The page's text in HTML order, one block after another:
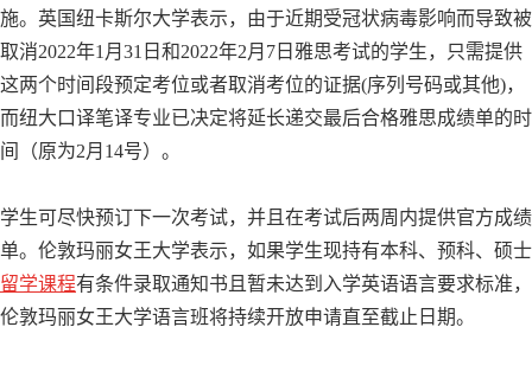
施。英国纽卡斯尔大学表示，由于近期受冠状病毒影响而导致被
取消2022年1月31日和2022年2月7日雅思考试的学生，只需提供
这两个时间段预定考位或者取消考位的证据(序列号码或其他)，
而纽大口译笔译专业已决定将延长递交最后合格雅思成绩单的时
间（原为2月14号）。
学生可尽快预订下一次考试，并且在考试后两周内提供官方成绩
单。伦敦玛丽女王大学表示，如果学生现持有本科、预科、硕士
留学课程有条件录取通知书且暂未达到入学英语语言要求标准，
伦敦玛丽女王大学语言班将持续开放申请直至截止日期。